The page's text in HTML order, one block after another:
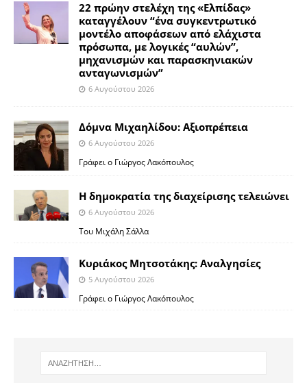
22 πρώην στελέχη της «Ελπίδας»
καταγγέλουν “ένα συγκεντρωτικό
μοντέλο αποφάσεων από ελάχιστα
πρόσωπα, με λογικές “αυλών”,
μηχανισμών και παρασκηνιακών
ανταγωνισμών”
6 Αυγούστου 2026
Δόμνα Μιχαηλίδου: Αξιοπρέπεια
6 Αυγούστου 2026
Γράφει ο Γιώργος Λακόπουλος
Η δημοκρατία της διαχείρισης τελειώνει
6 Αυγούστου 2026
Του Μιχάλη Σάλλα
Κυριάκος Μητσοτάκης: Αναλγησίες
5 Αυγούστου 2026
Γράφει ο Γιώργος Λακόπουλος